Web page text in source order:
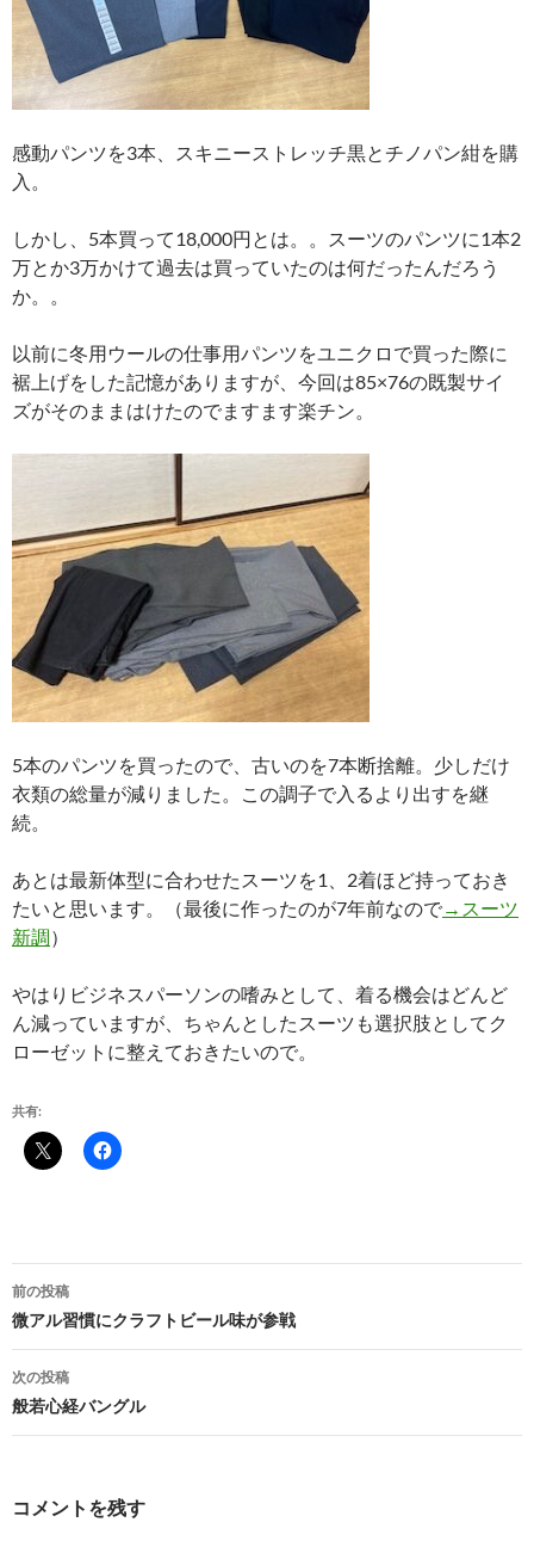
感動パンツを3本、スキニーストレッチ黒とチノパン紺を購
入。
しかし、5本買って18,000円とは。。スーツのパンツに1本2
万とか3万かけて過去は買っていたのは何だったんだろう
か。。
以前に冬用ウールの仕事用パンツをユニクロで買った際に
裾上げをした記憶がありますが、今回は85×76の既製サイ
ズがそのままはけたのでますます楽チン。
5本のパンツを買ったので、古いのを7本断捨離。少しだけ
衣類の総量が減りました。この調子で入るより出すを継
続。
あとは最新体型に合わせたスーツを1、2着ほど持っておき
たいと思います。（最後に作ったのが7年前なので→スーツ
新調）
やはりビジネスパーソンの嗜みとして、着る機会はどんど
ん減っていますが、ちゃんとしたスーツも選択肢としてク
ローゼットに整えておきたいので。
共有:
投
稿
ナ
ビ
ゲ
前の投稿
微アル習慣にクラフトビール味が参戦
次の投稿
般若心経バングル
コメントを残す